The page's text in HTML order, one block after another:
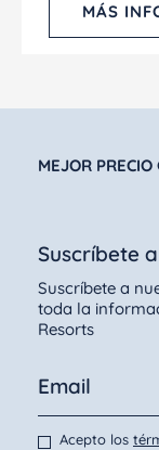
MÁS
MEJOR
Suscríbete
Suscríbete a
toda la
Resorts
Acepto los